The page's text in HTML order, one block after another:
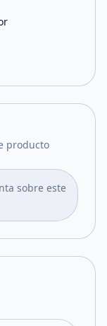
producto
sobre este